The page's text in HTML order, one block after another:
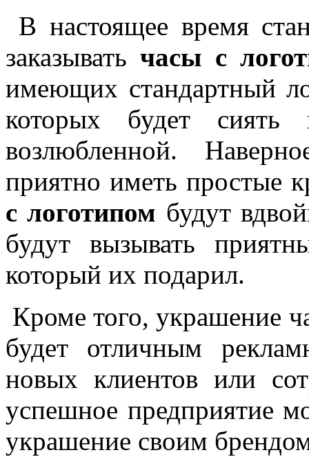
В настоящее время
заказыватьчасы с
имеющих стандартный
которых будет
возлюбленной.
приятно иметь простые
с логотипом будут
будут вызывать
который их подарил.
Кроме того, украшение
будет отличным
новых клиентов или
успешное предприятие
украшение своим